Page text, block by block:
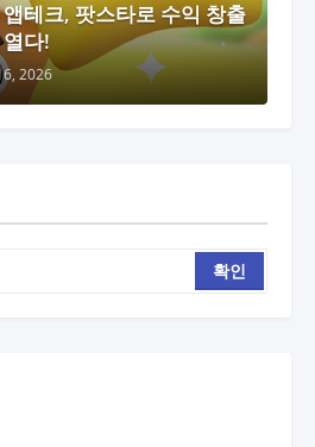
테크, 팟스타로 수익 창출
다!
2026